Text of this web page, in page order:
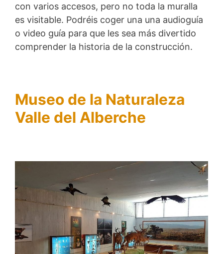
con varios accesos, pero no toda la muralla
es visitable. Podréis coger una una audioguía
o video guía para que les sea más divertido
comprender la historia de la construcción.
Museo de la Naturaleza
Valle del Alberche